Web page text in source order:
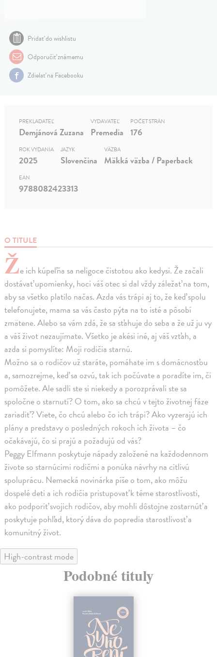
Pridať do wishlistu
Odporučiť známemu
Zdielať na Facebooku
O TITULE
Že ich kúpeľňa sa neligoce čistotou ako kedysi. Že začali
dostávať upomienky, hoci váš otec si dal vždy záležať na tom,
aby sa všetko platilo načas. Azda vás trápi aj to, že keď spolu
telefonujete, mama sa vás často pýta na to isté a pôsobí
zmätene. Alebo sa vám zdá, že sa sťahuje do seba a že už ju vy
a váš život nezaujímate. Všetko je akési iné, aj váš vzťah, a
azda si pomyslíte: Moji rodičia starnú.
Možno sa o rodičov už staráte, pomáhate im s domácnosťou
a, samozrejme, keď sa ozvú, tak ich počúvate a poradíte im, či
pomôžete. Ale sadli ste si niekedy a porozprávali ste sa
spoločne o starnutí? O tom, ako sa chcú v tejto životnej fáze
zariadiť? Viete, čo chcú alebo čo ich trápi? Ako vyzerajú ich
plány a predstavy o posledných rokoch ich života – čo
očakávajú, čo si prajú a požadujú od vás?
Peggy Elfmann poskytuje nápady založené na každodennom
živote so starnúcimi rodičmi a ponúka návrhy na citlivú
spoluprácu. Nemecká novinárka píše o tom, ako môžu
dospelé deti a ich rodičia pristupovať k téme starostlivosti,
ako podporiť svojich rodičov, aby mohli dôstojne zostarnúť a
poskytuje pohľad, ktorý dáva do popredia starostlivosť a
komunitný život.
PREKLADATEĽ
Demjánová Zuzana
VYDAVATEĽ
Premedia
POČET STRÁN
176
ROK VYDANIA
2025
JAZYK
Slovenčina
VÄZBA
Mäkká väzba / Paperback
EAN
9788082423313
High-contrast mode
Podobné tituly